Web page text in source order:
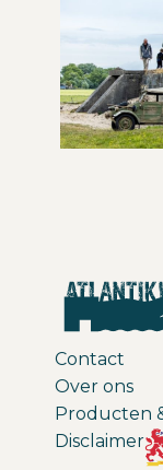
Contact
Over ons
Producten
Disclaimer